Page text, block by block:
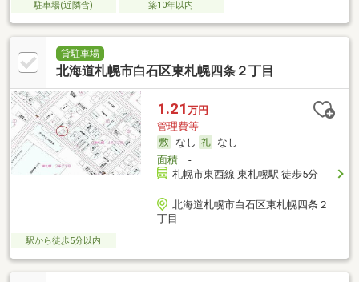
駐車場(近隣含) 築10年以内
貸駐車場
北海道札幌市白石区東札幌四条２丁目
1.21 万円
管理費等-
なし
なし
面積-
札幌市東西線 東札幌駅 徒歩5分
北海道札幌市白石区東札幌四条２
丁目
駅から徒歩5分以内